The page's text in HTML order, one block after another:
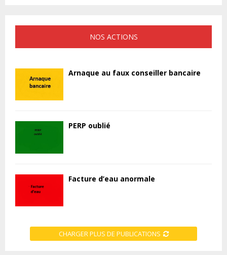
NOS ACTIONS
Arnaque au faux conseiller bancaire
PERP oublié
Facture d’eau anormale
CHARGER PLUS DE PUBLICATIONS